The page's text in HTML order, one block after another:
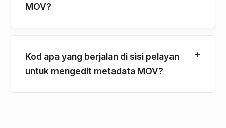
MOV?
Kod apa yang berjalan di sisi pelayan
untuk mengedit metadata MOV?